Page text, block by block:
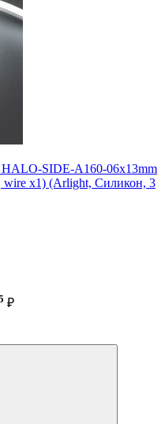
HALO-SIDE-A160-06x13mm
wire x1) (Arlight, Силикон, 3
₽